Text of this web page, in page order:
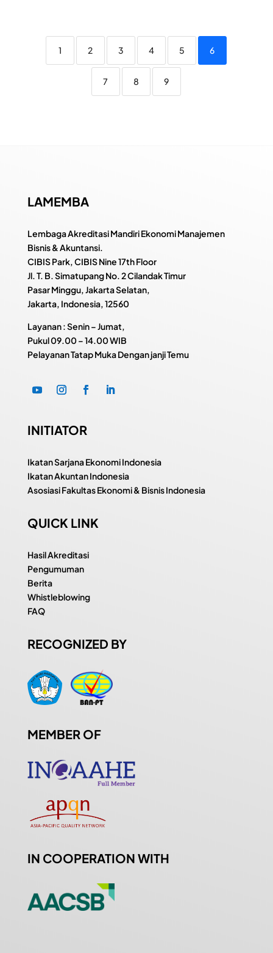
1 2 3 4 5 6
7 8 9
LAMEMBA
Lembaga Akreditasi Mandiri Ekonomi Manajemen
Bisnis & Akuntansi.
CIBIS Park, CIBIS Nine 17th Floor
Jl. T. B. Simatupang No. 2 Cilandak Timur
Pasar Minggu, Jakarta Selatan,
Jakarta, Indonesia, 12560
Layanan : Senin – Jumat,
Pukul09.00 – 14.00 WIB
Pelayanan Tatap Muka Dengan janji Temu
INITIATOR
Ikatan Sarjana Ekonomi Indonesia
Ikatan Akuntan Indonesia
Asosiasi Fakultas Ekonomi & Bisnis Indonesia
QUICK LINK
Hasil Akreditasi
Pengumuman
Berita
Whistleblowing
FAQ
RECOGNIZED BY
MEMBER OF
IN COOPERATION WITH